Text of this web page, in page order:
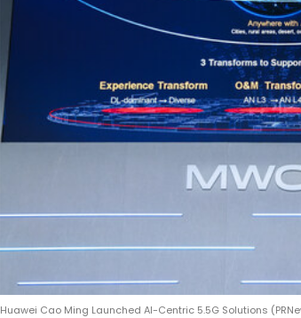
Huawei Cao Ming Launched AI-Centric 5.5G Solutions